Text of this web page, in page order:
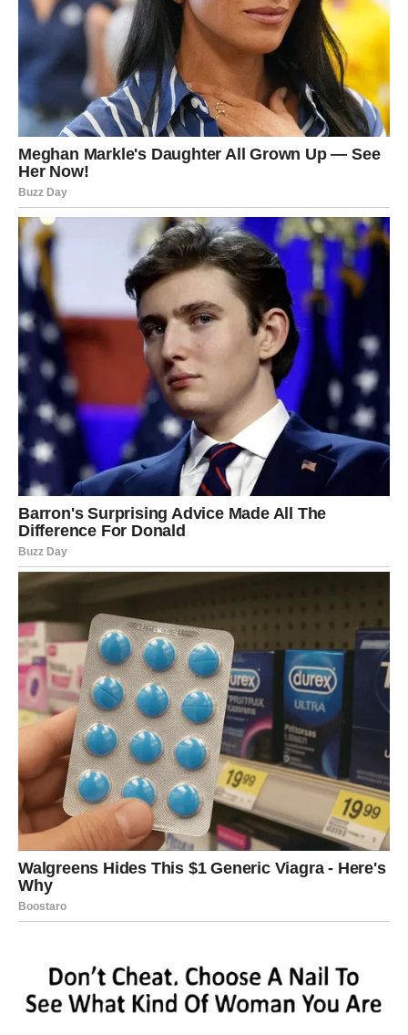
život donosi. Pred vama je razdoblje koje može
promijeniti mnogo toga nabolje.
Završna poruka zvijezda za Vagu
Dolazi vam jedan od najboljih perioda u životu. Poslovni
uspjesi, finansijska sigurnost, sreća u ljubavi i ostvarenje
velikih želja obilježiće vrijeme koje dolazi.
Zvijezde vam poručuju da vjerujete svojim odlukama, da
sa osmijehom prihvatite nove prilike i da ne odustajete od
svojih snova. Sudbina vam priprema razdoblje koje može
nadmašiti čak i vaša najveća očekivanja.
Ono što vas čeka nije prolazna radost, već početak
jednog izuzetnog životnog poglavlja u kojem ćete imati
mnogo razloga za zadovoljstvo, uspjeh, ljubav i iskrenu
sreću. Pred vama su dani koji će vam pokazati da poslije
svakog izazova dolazi nagrada koja vrijedi svakog
čekanja.